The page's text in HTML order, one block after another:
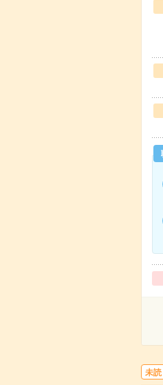
未読